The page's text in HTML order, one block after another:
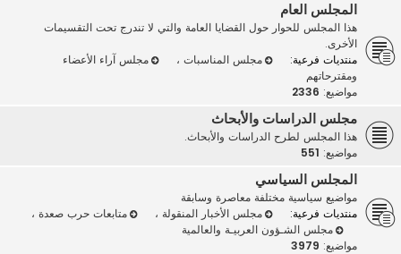
المجلس العام
هذا المجلس للحوار حول القضايا العامة والتي لا تندرج تحت التقسيمات
الأخرى.
منتديات فرعية:
مجلس المناسبات ،
مجلس آراء الأعضاء
ومقترحاتهم
مواضيع: 2336
مجلس الدراسات والأبحاث
هذا المجلس لطرح الدراسات والأبحاث.
مواضيع: 551
المجلس السياسي
مواضيع سياسية مختلفة معاصرة وسابقة
منتديات فرعية:
مجلس الأخبار المنقولة ، متابعات حرب صعدة ،
مجلس الشـؤون العربيـة والعالمية
مواضيع: 3979